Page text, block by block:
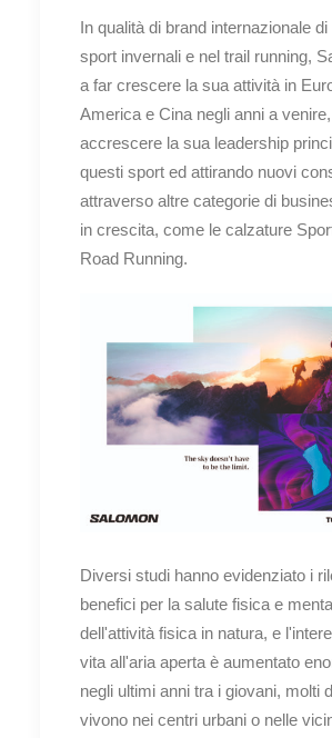
In qualità di brand internazionale
sport invernali e nel trail running,
a far crescere la sua attività in
America e Cina negli anni a
accrescere la sua leadership
questi sport ed attirando nuovi
attraverso altre categorie di
in crescita, come le calzature
Road Running.
Diversi studi hanno evidenziato i
benefici per la salute fisica e
dell'attività fisica in natura, e
vita all'aria aperta è aumentato
negli ultimi anni tra i giovani, molti
vivono nei centri urbani o nelle